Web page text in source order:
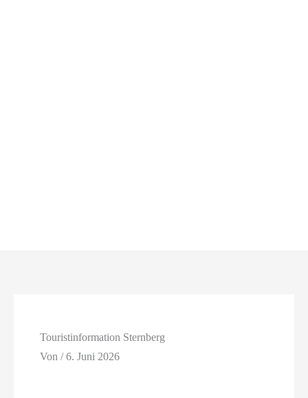
Touristinformation Sternberg
Von/6. Juni 2026